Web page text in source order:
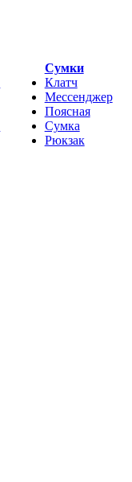
Cумки
Клатч
Мессенджер
Поясная
Сумка
Рюкзак